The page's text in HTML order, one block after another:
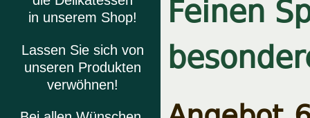
in unserem Shop!
Lassen Sie sich von
unseren Produkten
verwöhnen!
Feinen